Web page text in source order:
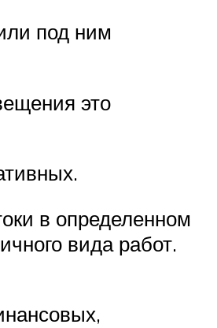
под ним
это
в определенном
вида работ.